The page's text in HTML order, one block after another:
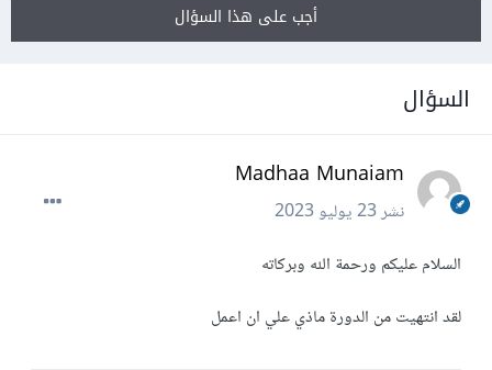
أجب على هذا السؤال
السؤال
Madhaa Munaiam
نشر23 يوليو 2023
السلام عليكم ورحمة الله وبركاته
لقد انتهيت من الدورة ماذي علي ان اعمل